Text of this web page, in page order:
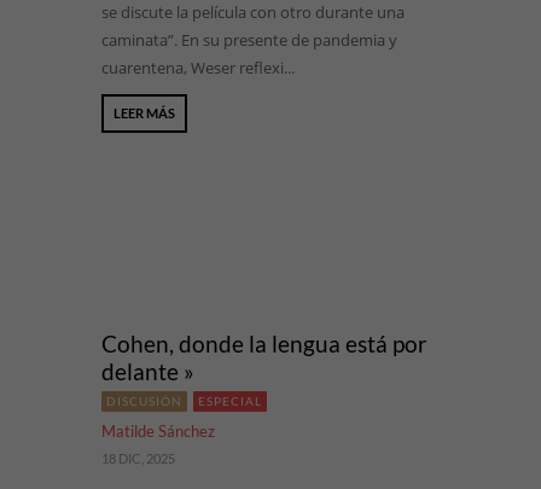
se discute la película con otro durante una
caminata”. En su presente de pandemia y
cuarentena, Weser reflexi...
LEER MÁS
Cohen, donde la lengua está por
delante »
DISCUSIÓN ESPECIAL
Matilde Sánchez
18 DIC, 2025